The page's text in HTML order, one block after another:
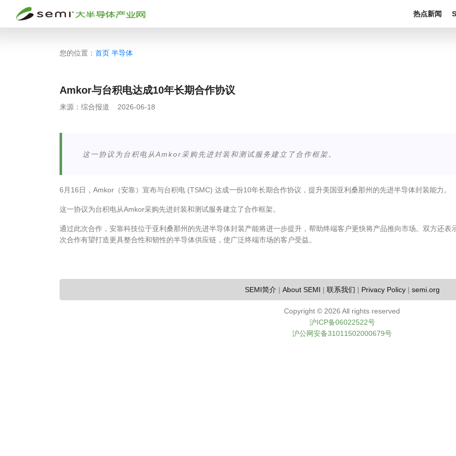
热点新闻
您的位置： 首页 半导体
Amkor与台积电达成10年长期合作协议
来源： 综合报道 2026-06-18
这一协议为台积电从Amkor采购先进封装和测试服务建立了合作框架。
6月16日，Amkor（安靠）宣布与台积电 (TSMC) 达成一份10年长期合作协议，提升美国亚利桑那州的先进半导体封装能力。
这一协议为台积电从Amkor采购先进封装和测试服务建立了合作框架。
通过此次合作，安靠科技位于亚利桑那州的先进半导体封装产能将进一步提升，帮助终端客户更快将产品推向市场。双方还表
次合作有望打造更具整合性和韧性的半导体供应链，使广泛终端市场的客户受益。
SEMI简介 | About SEMI | 联系我们 | Privacy Policy| semi.org
Copyright © 2026 All rights reserved
沪ICP备06022522号
沪公网安备31011502000679号